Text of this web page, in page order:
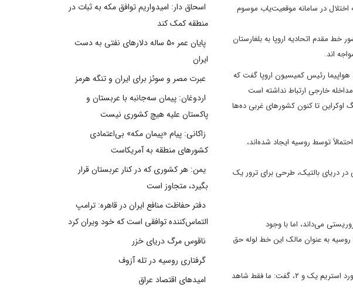
می‌توانیم تایید کنیم که اختلال در سامانه موقعیت‌یاب موسوم
خود به هفت کشور خط مقدم اتحادیه اروپا به بلغارستان
در عملکرد هواپیما رئیس کمیسیون اروپا گفت که
مداخله خارجی ارتباط نداشته است
آغاز جنگ اوکراین تا کنون کشورهای غربی ده‌ها
توسط روسیه ایجاد شده‌اند،
دریای بالتیک، طرحی برای ترور یک
می‌داند، اما با وجود
به عنوان مالک این خط لوله‌ حق
پیش از این، یوهان وادفول وزیر خارجه آلمان ۱۴ شهریور ۱۴۰۴ در اظهاراتی درباره تحقیقات مربوط به انفجار خطوط لوله گاز نورد استریم یک و ۲، گفت: ما فقط شاهد
اسحاق دار: امیدواریم توافق مکه به ثبات در
منطقه کمک کند
پایان عمر ۵۰ ساله دلارهای نفتی به دست
ایران
عبرت مصر و سوئز برای ایران و تنگه هرمز
اردوغان: پیمان سه‌جانبه با عربستان و
پاکستان علیه هیچ کشوری نیست
زاکانی: پیام «پیمان مکه» بی‌اعتمادی
کشورهای منطقه به آمریکاست
یمن: هر کشوری که در کنار عربستان قرار
بگیرد، متجاوز است
دفتر حفاظت منافع ایران در قاهره: ترامپ
التماس‌کننده توافقی است که خود ویران کرد
ناقوس مرگ دریای خزر
گرفتاری روسیه در تله آزوف
امیدهای اقتصاد عراق